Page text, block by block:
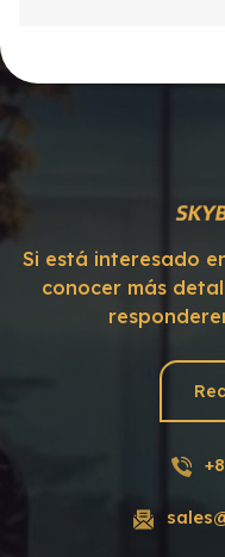
Si está interesado
conocer más